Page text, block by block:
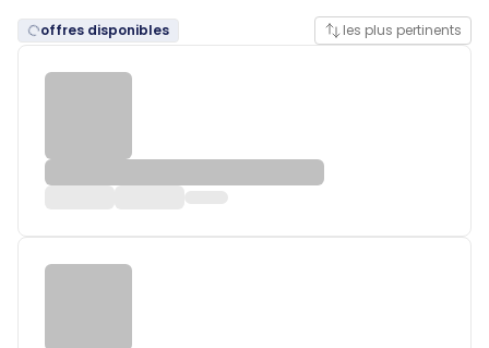
offres disponibles les plus pertinents